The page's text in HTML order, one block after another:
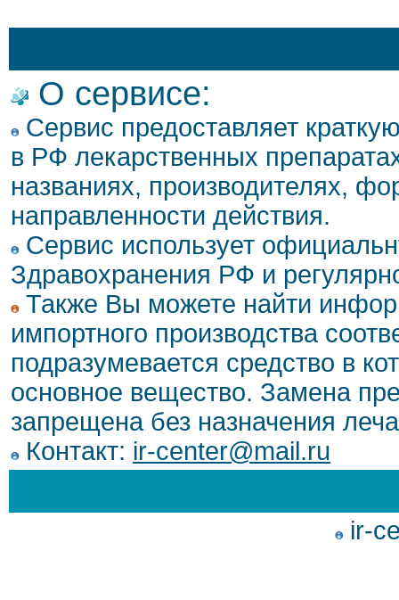
О сервисе:
Сервис предоставляет
в РФ лекарственных
названиях, производителях,
направленности действия.
Сервис использует
Здравохранения РФ и
Также Вы можете найти
импортного производства
подразумевается средство в
основное вещество. Замена
запрещена без назначения
Контакт: ir-center@mail.ru
ir-